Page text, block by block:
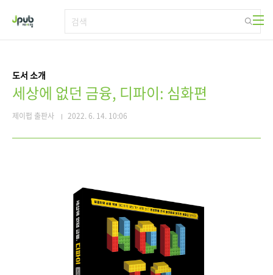
도서 소개
세상에 없던 금융, 디파이: 심화편
제이펍 출판사 2022. 6. 14. 10:06